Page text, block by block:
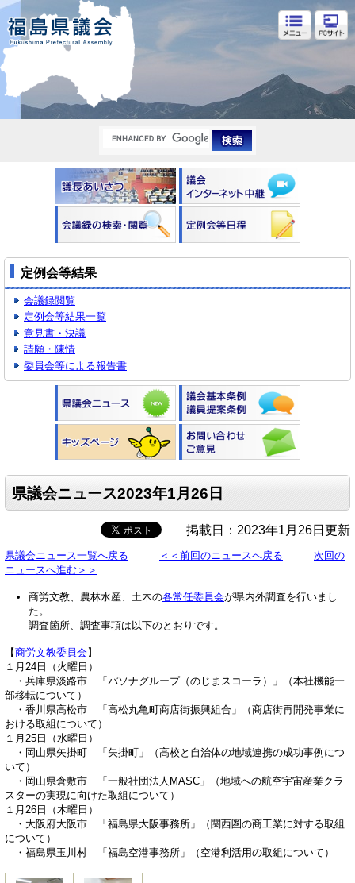
福島県議会
定例会等結果
会議録閲覧
定例会等結果一覧
意見書・決議
請願・陳情
委員会等による報告書
県議会ニュース2023年1月26日
掲載日：2023年1月26日更新
県議会ニュース一覧へ戻る ＜＜前回のニュースへ戻る
次回の
ニュースへ進む＞＞
商労文教、農林水産、土木の各常任委員会が県内外調査を行いまし
た。
調査箇所、調査事項は以下のとおりです。
【商労文教委員会】
１月24日（火曜日）
・兵庫県淡路市 「パソナグループ（のじまスコーラ）」（本社機能一
部移転について）
・香川県高松市 「高松丸亀町商店街振興組合」（商店街再開発事業に
おける取組について）
１月25日（水曜日）
・岡山県矢掛町 「矢掛町」（高校と自治体の地域連携の成功事例につ
いて）
・岡山県倉敷市 「一般社団法人MASC」（地域への航空宇宙産業クラ
スターの実現に向けた取組について）
１月26日（木曜日）
・大阪府大阪市 「福島県大阪事務所」（関西圏の商工業に対する取組
について）
・福島県玉川村 「福島空港事務所」（空港利活用の取組について）